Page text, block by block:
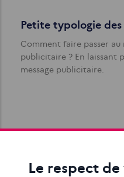
Petite typologie
Comment faire passer au
publicitaire ? En laissant
message publicitaire.
Le respect